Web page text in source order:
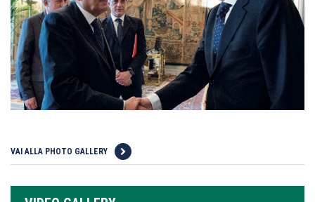
VAI ALLA PHOTO GALLERY